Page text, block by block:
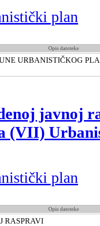
plan
Opis datoteke
URBANISTIČKOG
javnoj
(VII)
plan
Opis datoteke
RASPRAVI